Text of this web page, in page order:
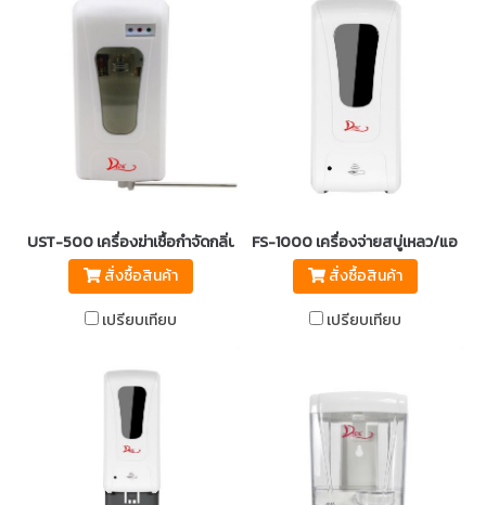
UST-500 เครื่องฆ่าเชื้อกำจัดกลิ่นโถปัสสวะอัตโนมัติ DEBAC
สั่งซื้อสินค้า
เปรียบเทียบ
FS-1000 เครื่องจ่ายสบู่เหลว/แอลก
สั่งซื้อสินค้า
เปรียบเทียบ